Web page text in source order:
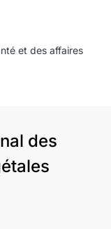
et des affaires
des